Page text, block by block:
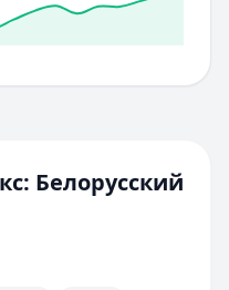
Белорусский